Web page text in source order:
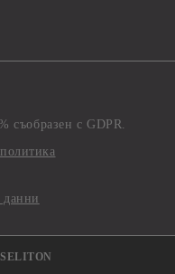
съобразен с GDPR.